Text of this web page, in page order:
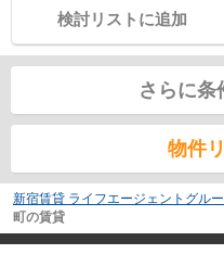
検討リストに追加
さらに条
物件
新宿賃貸 ライフエージェントグル
町の賃貸